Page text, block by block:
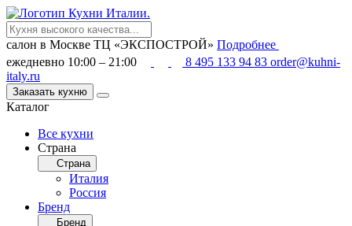
салон в Москве ТЦ «ЭКСПОСТРОЙ» Подробнее
ежедневно 10:00 – 21:00
8 495 133 94 83 order@kuhni-
italy.ru
Заказать кухню
Каталог
Все кухни
Страна
Страна
Италия
Россия
Бренд
Бренд